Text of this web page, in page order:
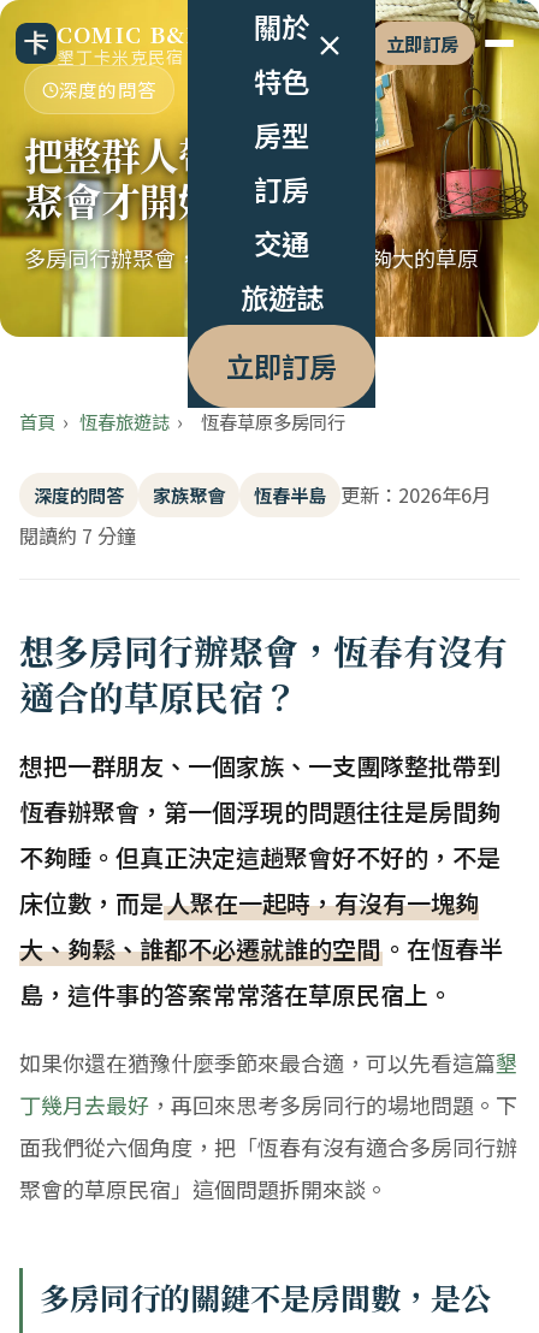
COMIC B&B
墾丁卡米克民宿 立即訂房
關於
特色
房型
訂房
交通
旅遊誌
立即訂房
深度的問答
把整群人帶到草原上
聚會才開始變得鬆
多房同行辦聚會，恆春該怎麼選一塊夠大的草原
首頁 › 恆春旅遊誌 › 恆春草原多房同行
深度的問答 家族聚會 恆春半島 更新：2026年6月
閱讀約 7 分鐘
想多房同行辦聚會，恆春有沒有
適合的草原民宿？
想把一群朋友、一個家族、一支團隊整批帶到
恆春辦聚會，第一個浮現的問題往往是房間夠
不夠睡。但真正決定這趟聚會好不好的，不是
床位數，而是人聚在一起時，有沒有一塊夠
大、夠鬆、誰都不必遷就誰的空間 。在恆春半
島，這件事的答案常常落在草原民宿上。
如果你還在猶豫什麼季節來最合適，可以先看這篇墾
丁幾月去最好 ，再回來思考多房同行的場地問題。下
面我們從六個角度，把「恆春有沒有適合多房同行辦
聚會的草原民宿」這個問題拆開來談。
多房同行的關鍵不是房間數，是公